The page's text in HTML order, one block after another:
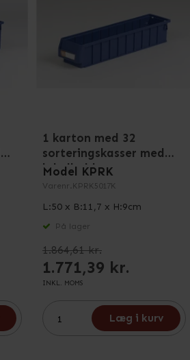
1 karton med 32
sorteringskasser med
labelholdere
Model KPRK
Varenr. KPRK5017K
L:50 x B:11,7 x H:9cm
På lager
1.864,61 kr.
1.771,39 kr.
INKL. MOMS
Læg i kurv